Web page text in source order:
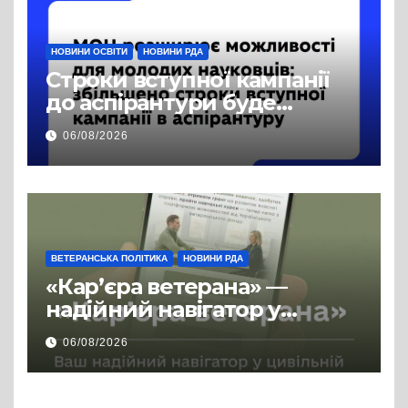
НОВИНИ ОСВІТИ НОВИНИ РДА
Строки вступної кампанії
до аспірантури буде
продовжено
06/08/2026
ВЕТЕРАНСЬКА ПОЛІТИКА НОВИНИ РДА
«Кар’єра ветерана» —
надійний навігатор у
цивільній професії
06/08/2026